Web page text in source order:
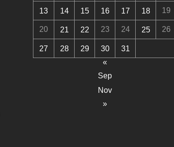
13 14 15 16 17 18 19
20 21 22 23 24 25 26
27 28 29 30
31
«
Sep
Nov
»